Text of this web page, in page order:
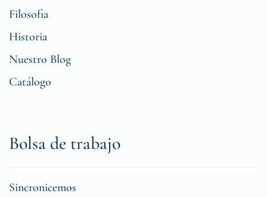
Filosofia
Historia
Nuestro Blog
Catálogo
Bolsa de trabajo
Sincronicemos